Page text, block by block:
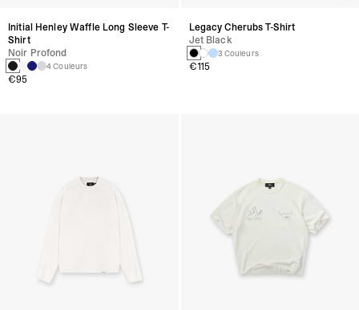
Initial Henley Waffle Long Sleeve T-
Shirt
Noir Profond
4 Couleurs
€95
Legacy Cherubs T-Shirt
Jet Black
3 Couleurs
€115